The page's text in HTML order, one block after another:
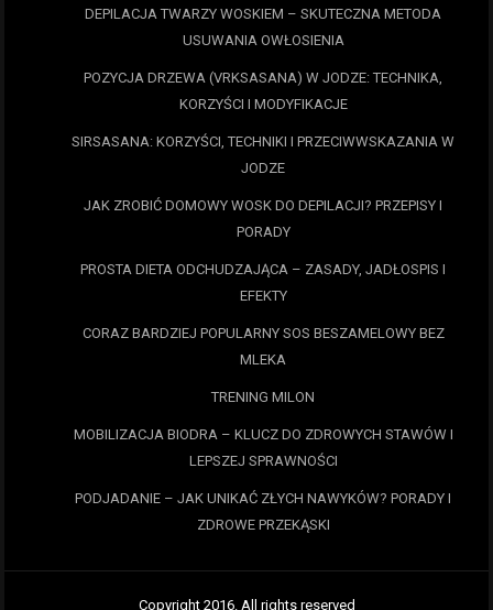
DEPILACJA TWARZY WOSKIEM – SKUTECZNA METODA
USUWANIA OWŁOSIENIA
POZYCJA DRZEWA (VRKSASANA) W JODZE: TECHNIKA,
KORZYŚCI I MODYFIKACJE
SIRSASANA: KORZYŚCI, TECHNIKI I PRZECIWWSKAZANIA W
JODZE
JAK ZROBIĆ DOMOWY WOSK DO DEPILACJI? PRZEPISY I
PORADY
PROSTA DIETA ODCHUDZAJĄCA – ZASADY, JADŁOSPIS I
EFEKTY
CORAZ BARDZIEJ POPULARNY SOS BESZAMELOWY BEZ
MLEKA
TRENING MILON
MOBILIZACJA BIODRA – KLUCZ DO ZDROWYCH STAWÓW I
LEPSZEJ SPRAWNOŚCI
PODJADANIE – JAK UNIKAĆ ZŁYCH NAWYKÓW? PORADY I
ZDROWE PRZEKĄSKI
Copyright 2016. All rights reserved